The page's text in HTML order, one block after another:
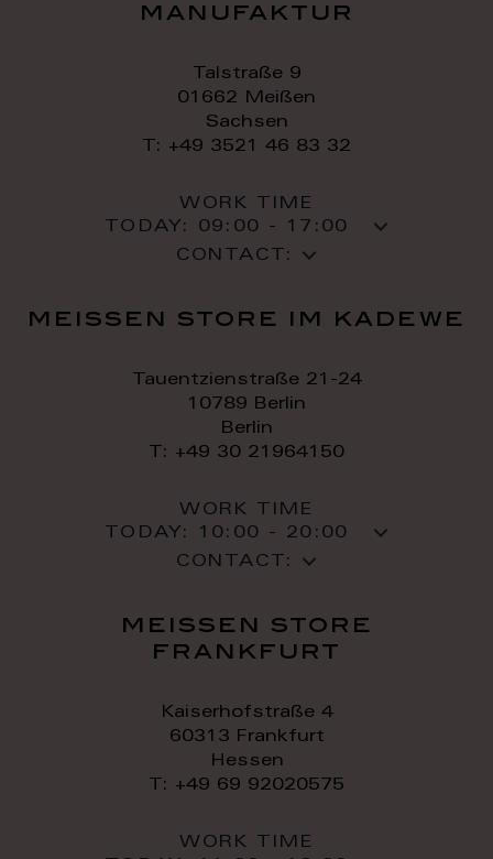
manufaktur
Talstraße 9
01662 Meißen
Sachsen
T: +49 3521 46 83 32
WORK TIME
TODAY: 09:00 - 17:00
CONTACT:
meissen store im kadewe
Tauentzienstraße 21-24
10789 Berlin
Berlin
T: +49 30 21964150
WORK TIME
TODAY:
10:00 - 20:00
CONTACT:
meissen store
frankfurt
Kaiserhofstraße 4
60313 Frankfurt
Hessen
T: +49 69 92020575
WORK TIME